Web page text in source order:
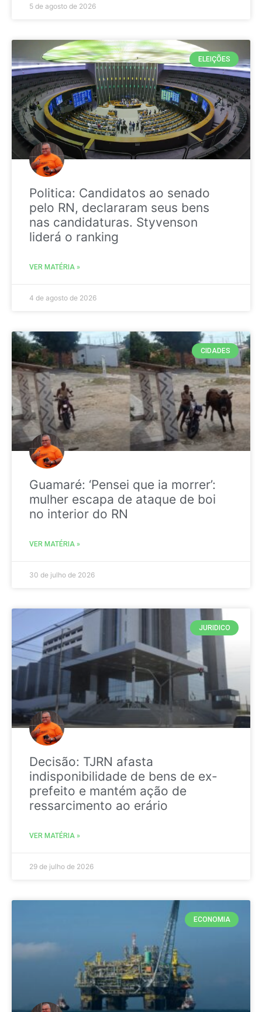
5 de agosto de 2026
ELEIÇÕES
Politica: Candidatos ao senado
pelo RN, declararam seus bens
nas candidaturas. Styvenson
liderá o ranking
VER MATÉRIA »
4 de agosto de 2026
CIDADES
Guamaré: ‘Pensei que ia morrer’:
mulher escapa de ataque de boi
no interior do RN
VER MATÉRIA »
30 de julho de 2026
JURIDICO
Decisão: TJRN afasta
indisponibilidade de bens de ex-
prefeito e mantém ação de
ressarcimento ao erário
VER MATÉRIA »
29 de julho de 2026
ECONOMIA